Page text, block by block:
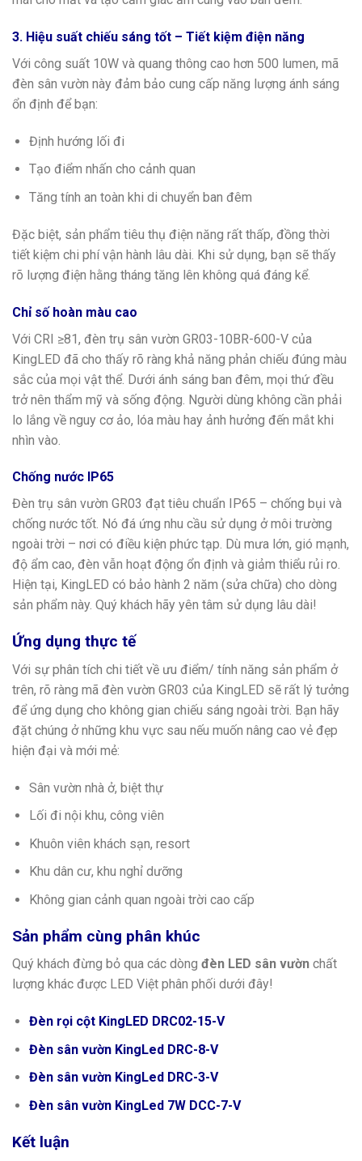
3. Hiệu suất chiếu sáng tốt – Tiết kiệm điện năng
Với công suất 10W và quang thông cao hơn 500 lumen, mã
đèn sân vườn này đảm bảo cung cấp năng lượng ánh sáng
ổn định để bạn:
Định hướng lối đi
Tạo điểm nhấn cho cảnh quan
Tăng tính an toàn khi di chuyển ban đêm
Đặc biệt, sản phẩm tiêu thụ điện năng rất thấp, đồng thời
tiết kiệm chi phí vận hành lâu dài. Khi sử dụng, bạn sẽ thấy
rõ lượng điện hằng tháng tăng lên không quá đáng kể.
Chỉ số hoàn màu cao
Với CRI ≥81, đèn trụ sân vườn GR03-10BR-600-V của
KingLED đã cho thấy rõ ràng khả năng phản chiếu đúng màu
sắc của mọi vật thể. Dưới ánh sáng ban đêm, mọi thứ đều
trở nên thẩm mỹ và sống động. Người dùng không cần phải
lo lắng về nguy cơ ảo, lóa màu hay ảnh hưởng đến mắt khi
nhìn vào.
Chống nước IP65
Đèn trụ sân vườn GR03 đạt tiêu chuẩn IP65 – chống bụi và
chống nước tốt. Nó đá ứng nhu cầu sử dụng ở môi trường
ngoài trời – nơi có điều kiện phức tạp. Dù mưa lớn, gió mạnh,
độ ẩm cao, đèn vẫn hoạt động ổn định và giảm thiểu rủi ro.
Hiện tại, KingLED có bảo hành 2 năm (sửa chữa) cho dòng
sản phẩm này. Quý khách hãy yên tâm sử dụng lâu dài!
Ứng dụng thực tế
Với sự phân tích chi tiết về ưu điểm/ tính năng sản phẩm ở
trên, rõ ràng mã đèn vườn GR03 của KingLED sẽ rất lý tưởng
để ứng dụng cho không gian chiếu sáng ngoài trời. Bạn hãy
đặt chúng ở những khu vực sau nếu muốn nâng cao vẻ đẹp
hiện đại và mới mẻ:
Sân vườn nhà ở, biệt thự
Lối đi nội khu, công viên
Khuôn viên khách sạn, resort
Khu dân cư, khu nghỉ dưỡng
Không gian cảnh quan ngoài trời cao cấp
Sản phẩm cùng phân khúc
Quý khách đừng bỏ qua các dòng đèn LED sân vườn chất
lượng khác được LED Việt phân phối dưới đây!
Đèn rọi cột KingLED DRC02-15-V
Đèn sân vườn KingLed DRC-8-V
Đèn sân vườn KingLed DRC-3-V
Đèn sân vườn KingLed 7W DCC-7-V
Kết luận